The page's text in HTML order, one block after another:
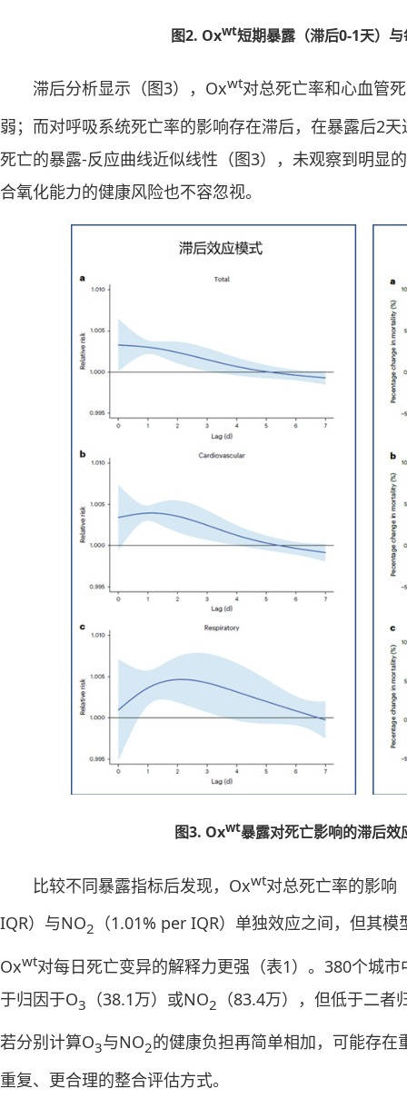
图2. Oxwt短期暴露（滞后0-1天）
滞后分析显示（图3），Oxwt对总死亡率和心血管
弱；而对呼吸系统死亡率的影响存在滞后，在暴露后2
死亡的暴露-反应曲线近似线性（图3），未观察到明显
合氧化能力的健康风险也不容忽视。
图3. Oxwt暴露对死亡影响的滞后效
比较不同暴露指标后发现，Oxwt对总死亡率的影响
IQR）与NO2
（1.01% per IQR）单独效应之间，但其
Oxwt对每日死亡变异的解释力更强（表1）。380个城
于归因于O3 （38.1万）或NO2
（83.4万），但低于二
若分别计算O3与NO2的健康负担再简单相加，可能存在
重复、更合理的整合评估方式。